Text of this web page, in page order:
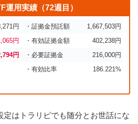
運用実績（72週目）
円 ・証拠金預託額
1,667,503円
円 ・有効証拠金額
402,238円
円 ・必要証拠金
216,000円
・有効比率
186.221%
定はトラリピでも随分とお世話にな